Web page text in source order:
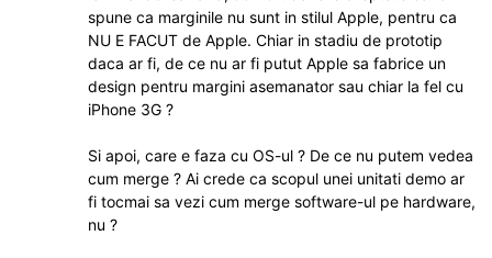
spune ca marginile nu sunt in stilul Apple, pentru ca
NU E FACUT de Apple. Chiar in stadiu de prototip
daca ar fi, de ce nu ar fi putut Apple sa fabrice un
design pentru margini asemanator sau chiar la fel cu
iPhone 3G ?
Si apoi, care e faza cu OS-ul ? De ce nu putem vedea
cum merge ? Ai crede ca scopul unei unitati demo ar
fi tocmai sa vezi cum merge software-ul pe hardware,
nu ?